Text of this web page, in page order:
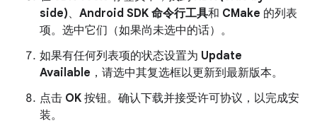
side)、 Android SDK 命令行工具和 CMake 的列表
项。选中它们（如果尚未选中的话）。
如果有任何列表项的状态设置为 Update
Available ，请选中其复选框以更新到最新版本。
点击 OK 按钮。确认下载并接受许可协议，以完成安
装。